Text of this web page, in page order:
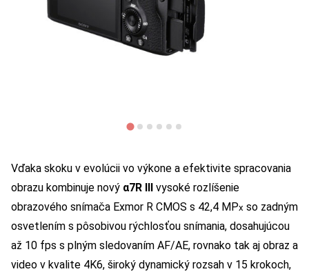
Vďaka skoku v evolúcii vo výkone a efektivite spracovania
obrazu kombinuje nový α7R III vysoké rozlíšenie
obrazového snímača Exmor R CMOS s 42,4 MPx so zadným
osvetlením s pôsobivou rýchlosťou snímania, dosahujúcou
až 10 fps s plným sledovaním AF/AE, rovnako tak aj obraz a
video v kvalite 4K6, široký dynamický rozsah v 15 krokoch,